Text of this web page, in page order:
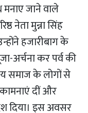
जाने वाले
नेता मुन्ना सिंह
हजारीबाग के
अर्चना कर पर्व की
समाज के लोगों से
दीं और
दिया। इस अवसर